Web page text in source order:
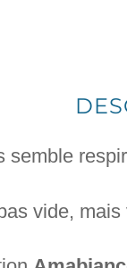
semble
vide, mais